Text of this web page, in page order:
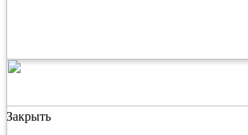
Закрыть